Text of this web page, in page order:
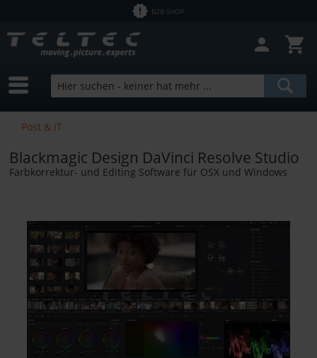
B2B SHOP
Post & IT
Blackmagic Design DaVinci Resolve Studio
Farbkorrektur- und Editing Software für OSX und Windows